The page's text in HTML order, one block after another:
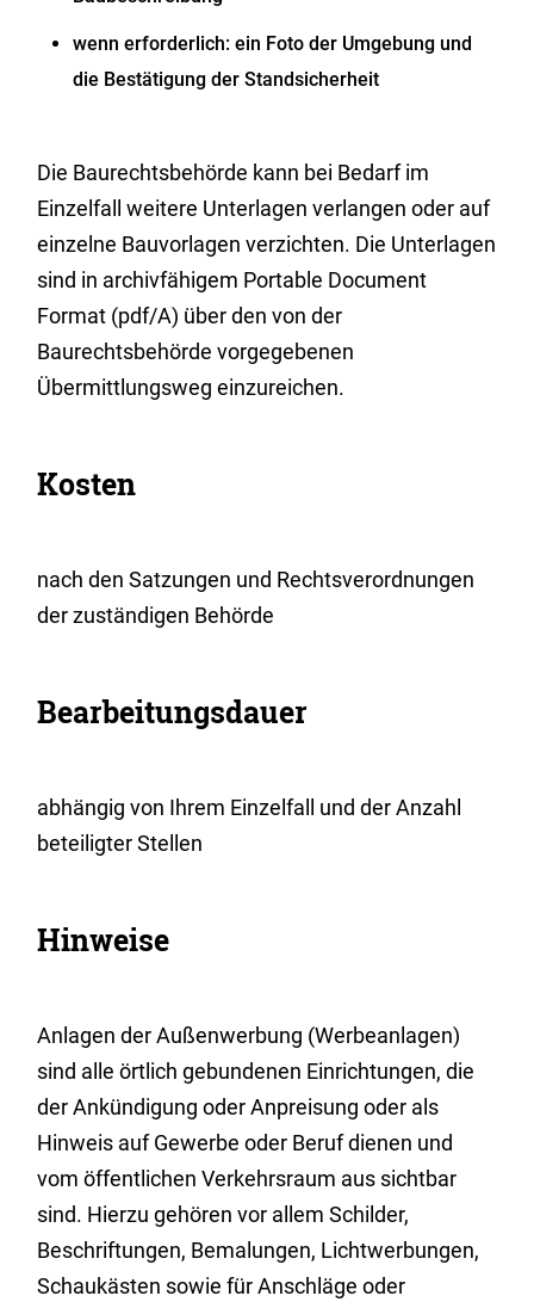
wenn erforderlich: ein Foto der Umgebung und
die Bestätigung der Standsicherheit
Die Baurechtsbehörde kann bei Bedarf im
Einzelfall weitere Unterlagen verlangen oder auf
einzelne Bauvorlagen verzichten. Die Unterlagen
sind in archivfähigem Portable Document
Format (pdf/A) über den von der
Baurechtsbehörde vorgegebenen
Übermittlungsweg einzureichen.
Kosten
nach den Satzungen und Rechtsverordnungen
der zuständigen Behörde
Bearbeitungsdauer
abhängig von Ihrem Einzelfall und der Anzahl
beteiligter Stellen
Hinweise
Anlagen der Außenwerbung (Werbeanlagen)
sind alle örtlich gebundenen Einrichtungen, die
der Ankündigung oder Anpreisung oder als
Hinweis auf Gewerbe oder Beruf dienen und
vom öffentlichen Verkehrsraum aus sichtbar
sind. Hierzu gehören vor allem Schilder,
Beschriftungen, Bemalungen, Lichtwerbungen,
Schaukästen sowie für Anschläge oder